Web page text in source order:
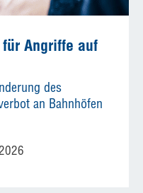
Angriffe auf
des
an Bahnhöfen